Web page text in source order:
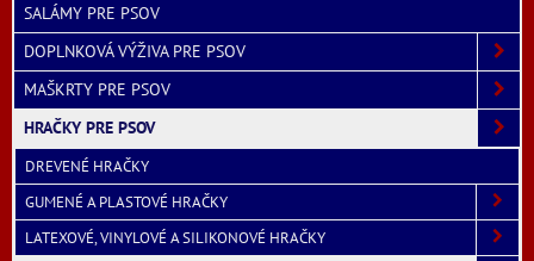
SALÁMY PRE PSOV
DOPLNKOVÁ VÝŽIVA PRE PSOV
MAŠKRTY PRE PSOV
HRAČKY PRE PSOV
DREVENÉ HRAČKY
GUMENÉ A PLASTOVÉ HRAČKY
LATEXOVÉ, VINYLOVÉ A SILIKONOVÉ HRAČKY